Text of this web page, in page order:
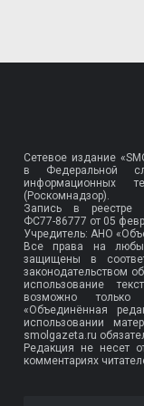
Сетевое издание
в Федеральной
информационных
(Роскомнадзор).
Запись в реестре
ФС77-86777 от 05
Учредитель: АНО
Все права на
защищены в
законодательством
использование
возможно
«Объединённая
использовании
smolgazeta.ru
Редакция не несет
комментариях